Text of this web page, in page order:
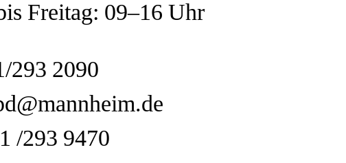
Freitag: 09–16 Uhr
293 2090
/293 9470